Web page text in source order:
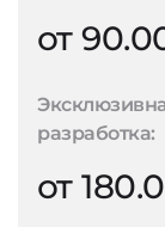
от
разработка:
от